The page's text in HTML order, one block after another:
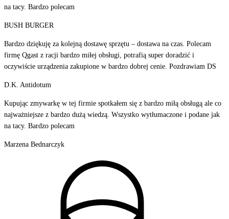
na tacy. Bardzo polecam
BUSH BURGER
Bardzo dziękuję za kolejną dostawę sprzętu – dostawa na czas. Polecam
firmę Qgast z racji bardzo miłej obsługi, potrafią super doradzić i
oczywiście urządzenia zakupione w bardzo dobrej cenie. Pozdrawiam DS
D.K. Antidotum
Kupując zmywarkę w tej firmie spotkałem się z bardzo miłą obsługą ale co
najważniejsze z bardzo dużą wiedzą. Wszystko wytłumaczone i podane jak
na tacy. Bardzo polecam
Marzena Bednarczyk